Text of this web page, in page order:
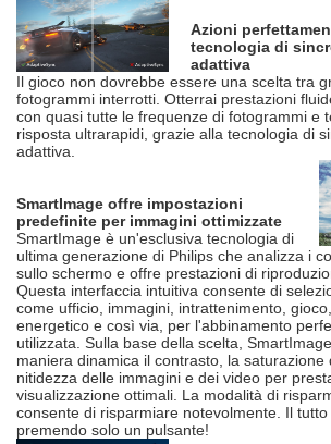
Azioni
tecnologia di
adattiva
Il gioco non dovrebbe essere una scelta tra
fotogrammi interrotti. Otterrai prestazioni
con quasi tutte le frequenze di fotogrammi e
risposta ultrarapidi, grazie alla tecnologia di
adattiva.
SmartImage offre impostazioni
predefinite per immagini ottimizzate
SmartImage è un'esclusiva tecnologia di
ultima generazione di Philips che analizza i
sullo schermo e offre prestazioni di
Questa interfaccia intuitiva consente di
come ufficio, immagini, intrattenimento,
energetico e così via, per l'abbinamento
utilizzata. Sulla base della scelta,
maniera dinamica il contrasto, la saturazione
nitidezza delle immagini e dei video per
visualizzazione ottimali. La modalità di
consente di risparmiare notevolmente. Il
premendo solo un pulsante!